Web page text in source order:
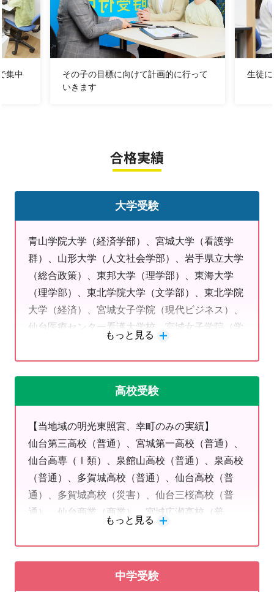
よい教室」 です！
今年度も明光義塾は地域のみなさまのご協力いただきな
がら
お子様の学習面だけでなく様々な面でサポートしてまい
りたいと思います。
そしてお子様の学力向上とともにお子様に自信をつけて
・とにかく雰囲気が暖かくて自習しやすい！
・さらに受験対策
・定期テスト対策も抜群なので
・受験やテストの結果がすごい（下記実績参照）
こんな対策をしています♪
「明光義塾に合う生徒さん」
■勉強の仕方がわからない
■学校内容をサポートしてほしい
■勉強が苦手・嫌い、好きでも嫌いでもない（ふつう）
■集団塾についていけない
■前学年に戻って学習したい
集中
その子の目標に向けて計画的に行って
いきます
生徒
合格実績
大学受験
青山学院大学（経済学部）、宮城大学（看護学
群）、山形大学（人文社会学部）、岩手県立大学
（総合政策）、東邦大学（理学部）、東海大学
（理学部）、東北学院大学（文学部）、東北学院
大学（経済）、宮城女子学院（現代ビジネス）、
仙台医療センター看護大学校、宮城女子学院（学
もっと見る
高校受験
【当地域の明光東照宮、幸町のみの実績】
仙台第三高校（普通）、宮城第一高校（普通）、
仙台高専（Ⅰ類）、泉館山高校（普通）、泉高校
（普通）、多賀城高校（普通）、仙台高校（普
通）、多賀城高校（災害）、仙台三桜高校（普
通）、仙台商業（商業）、宮城広瀬高校（普
北学院（ＴＧ）、仙台育英（特進・東大選抜）、
仙台育英（特進）、東北高校（文理β）、東北高
校（文教）、尚絅学院（文理進学）、東北学院榴
もっと見る
中学受験